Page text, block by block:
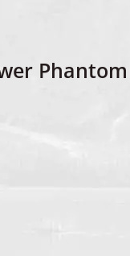
Phantom